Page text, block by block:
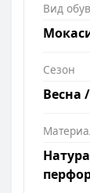
Вид
Сезон
Весна